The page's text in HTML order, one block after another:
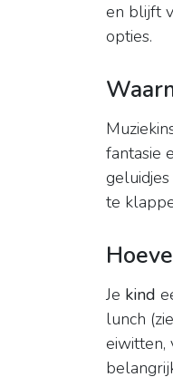
en blijft
opties.
fantasie
te
Je kind
lunch
eiwitten,